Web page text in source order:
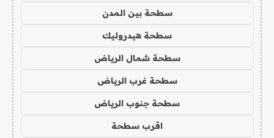
سطحة بين المدن
سطحة هيدروليك
سطحة شمال الرياض
سطحة غرب الرياض
سطحة جنوب الرياض
اقرب سطحة